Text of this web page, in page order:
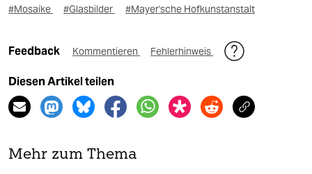
#Mosaike #Glasbilder #Mayer'sche Hofkunstanstalt
Feedback Kommentieren Fehlerhinweis
Diesen Artikel teilen
Mehr zum Thema